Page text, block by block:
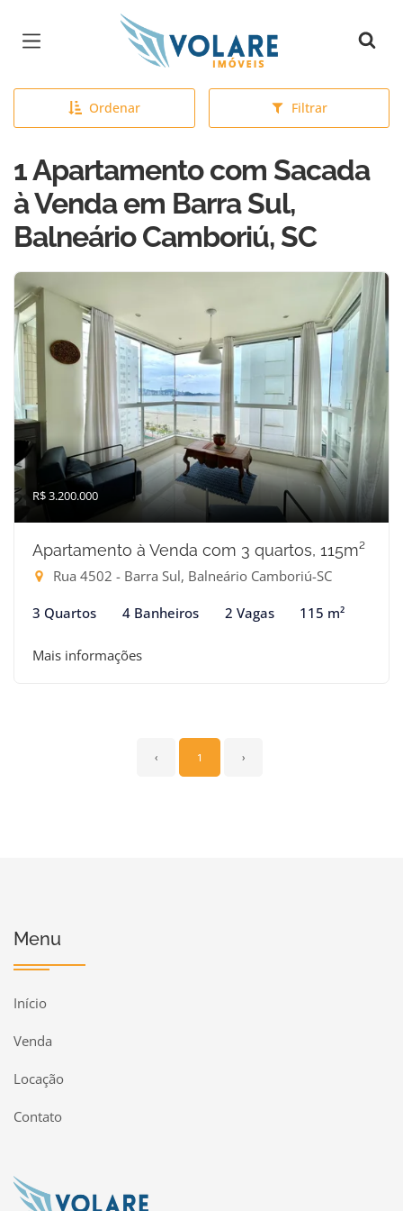
Página inicial
Ordenar Filtrar
1 Apartamento com Sacada
à Venda em Barra Sul,
Balneário Camboriú, SC
R$ 3.200.000
Apartamento à Venda com 3 quartos, 115m²
Rua 4502 - Barra Sul, Balneário Camboriú-SC
3 Quartos 4 Banheiros 2 Vagas 115 m²
Mais informações
‹ 1 ›
Menu
Início
Venda
Locação
Contato
Página inicial